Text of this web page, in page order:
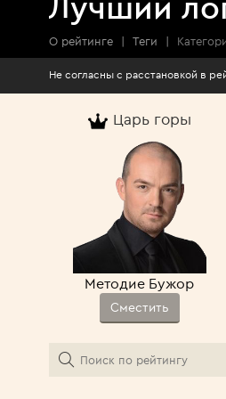
О рейтинге | Теги |
Царь горы
Методие Бужор
Сместить